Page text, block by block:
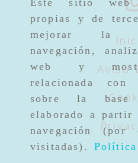
Este sitio web
propias y de
mejorar la
navegación,
web y
relacionada con
sobre la
elaborado a partir
navegación (por
visitadas).
Aviso